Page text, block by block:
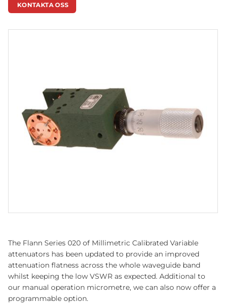
KONTAKTA OSS
The Flann Series 020 of Millimetric Calibrated Variable
attenuators has been updated to provide an improved
attenuation flatness across the whole waveguide band
whilst keeping the low VSWR as expected. Additional to
our manual operation micrometre, we can also now offer a
programmable option.